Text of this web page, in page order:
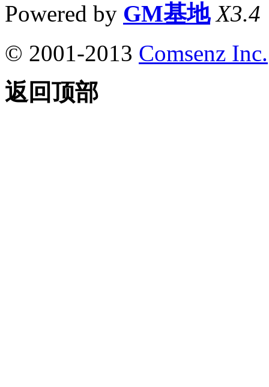
Powered by GM基地 X3.4
© 2001-2013 Comsenz Inc.
返回顶部